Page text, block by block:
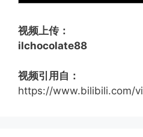
视频上传：
ilchocolate88
视频引用自：
https://www.bilibili.com/